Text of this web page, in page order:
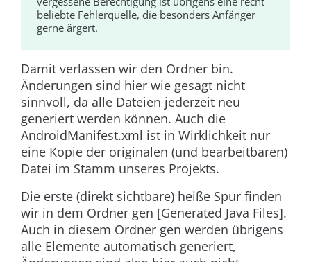
beliebte Fehlerquelle, die besonders Anfänger
gerne ärgert.
Damit verlassen wir den Ordner bin.
Änderungen sind hier wie gesagt nicht
sinnvoll, da alle Dateien jederzeit neu
generiert werden können. Auch die
AndroidManifest.xml ist in Wirklichkeit nur
eine Kopie der originalen (und bearbeitbaren)
Datei im Stamm unseres Projekts.
Die erste (direkt sichtbare) heiße Spur finden
wir in dem Ordner gen [Generated Java Files].
Auch in diesem Ordner gen werden übrigens
alle Elemente automatisch generiert,